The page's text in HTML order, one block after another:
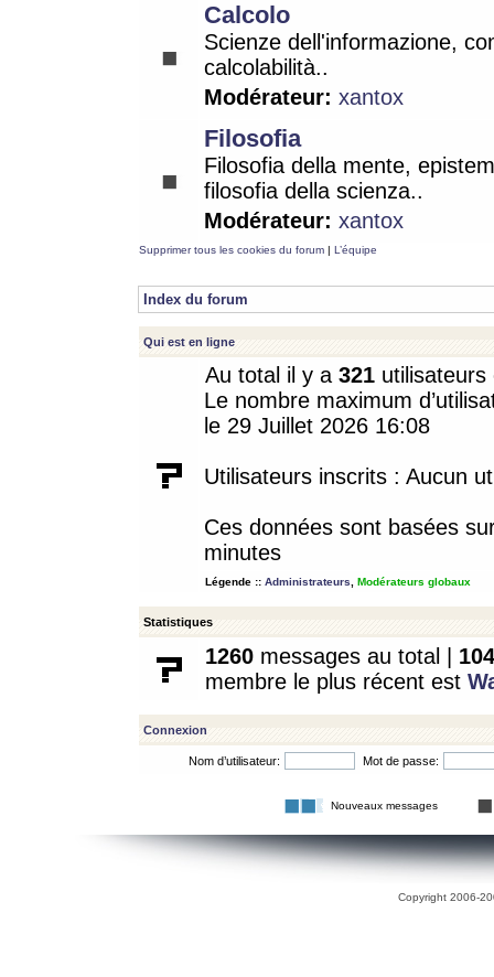
Calcolo
Scienze dell'informazione,
calcolabilità..
Modérateur: xantox
Filosofia
Filosofia della mente,
filosofia della scienza..
Modérateur: xantox
Supprimer tous les cookies du forum | L’équipe
Index du forum
Qui est en ligne
Au total il y a 321
Le nombre maximum
le 29 Juillet 2026 16:08
Utilisateurs inscrits : Aucun
Ces données sont basées
minutes
Légende :: Administrateurs Modérateurs globaux
Statistiques
1260 messages au total | 104
membre le plus récent est
Connexion
Nom d’utilisateur: Mot de passe:
Nouveaux messages
Copyright 2006-